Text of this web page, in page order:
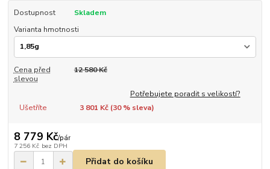
Dostupnost
Skladem
Varianta hmotnosti
Cena před
slevou
12 580 Kč
Potřebujete poradit s velikostí?
Ušetříte
3 801 Kč (30% sleva)
8 779 Kč/pár
7 256 Kč bez DPH
Přidat do košíku